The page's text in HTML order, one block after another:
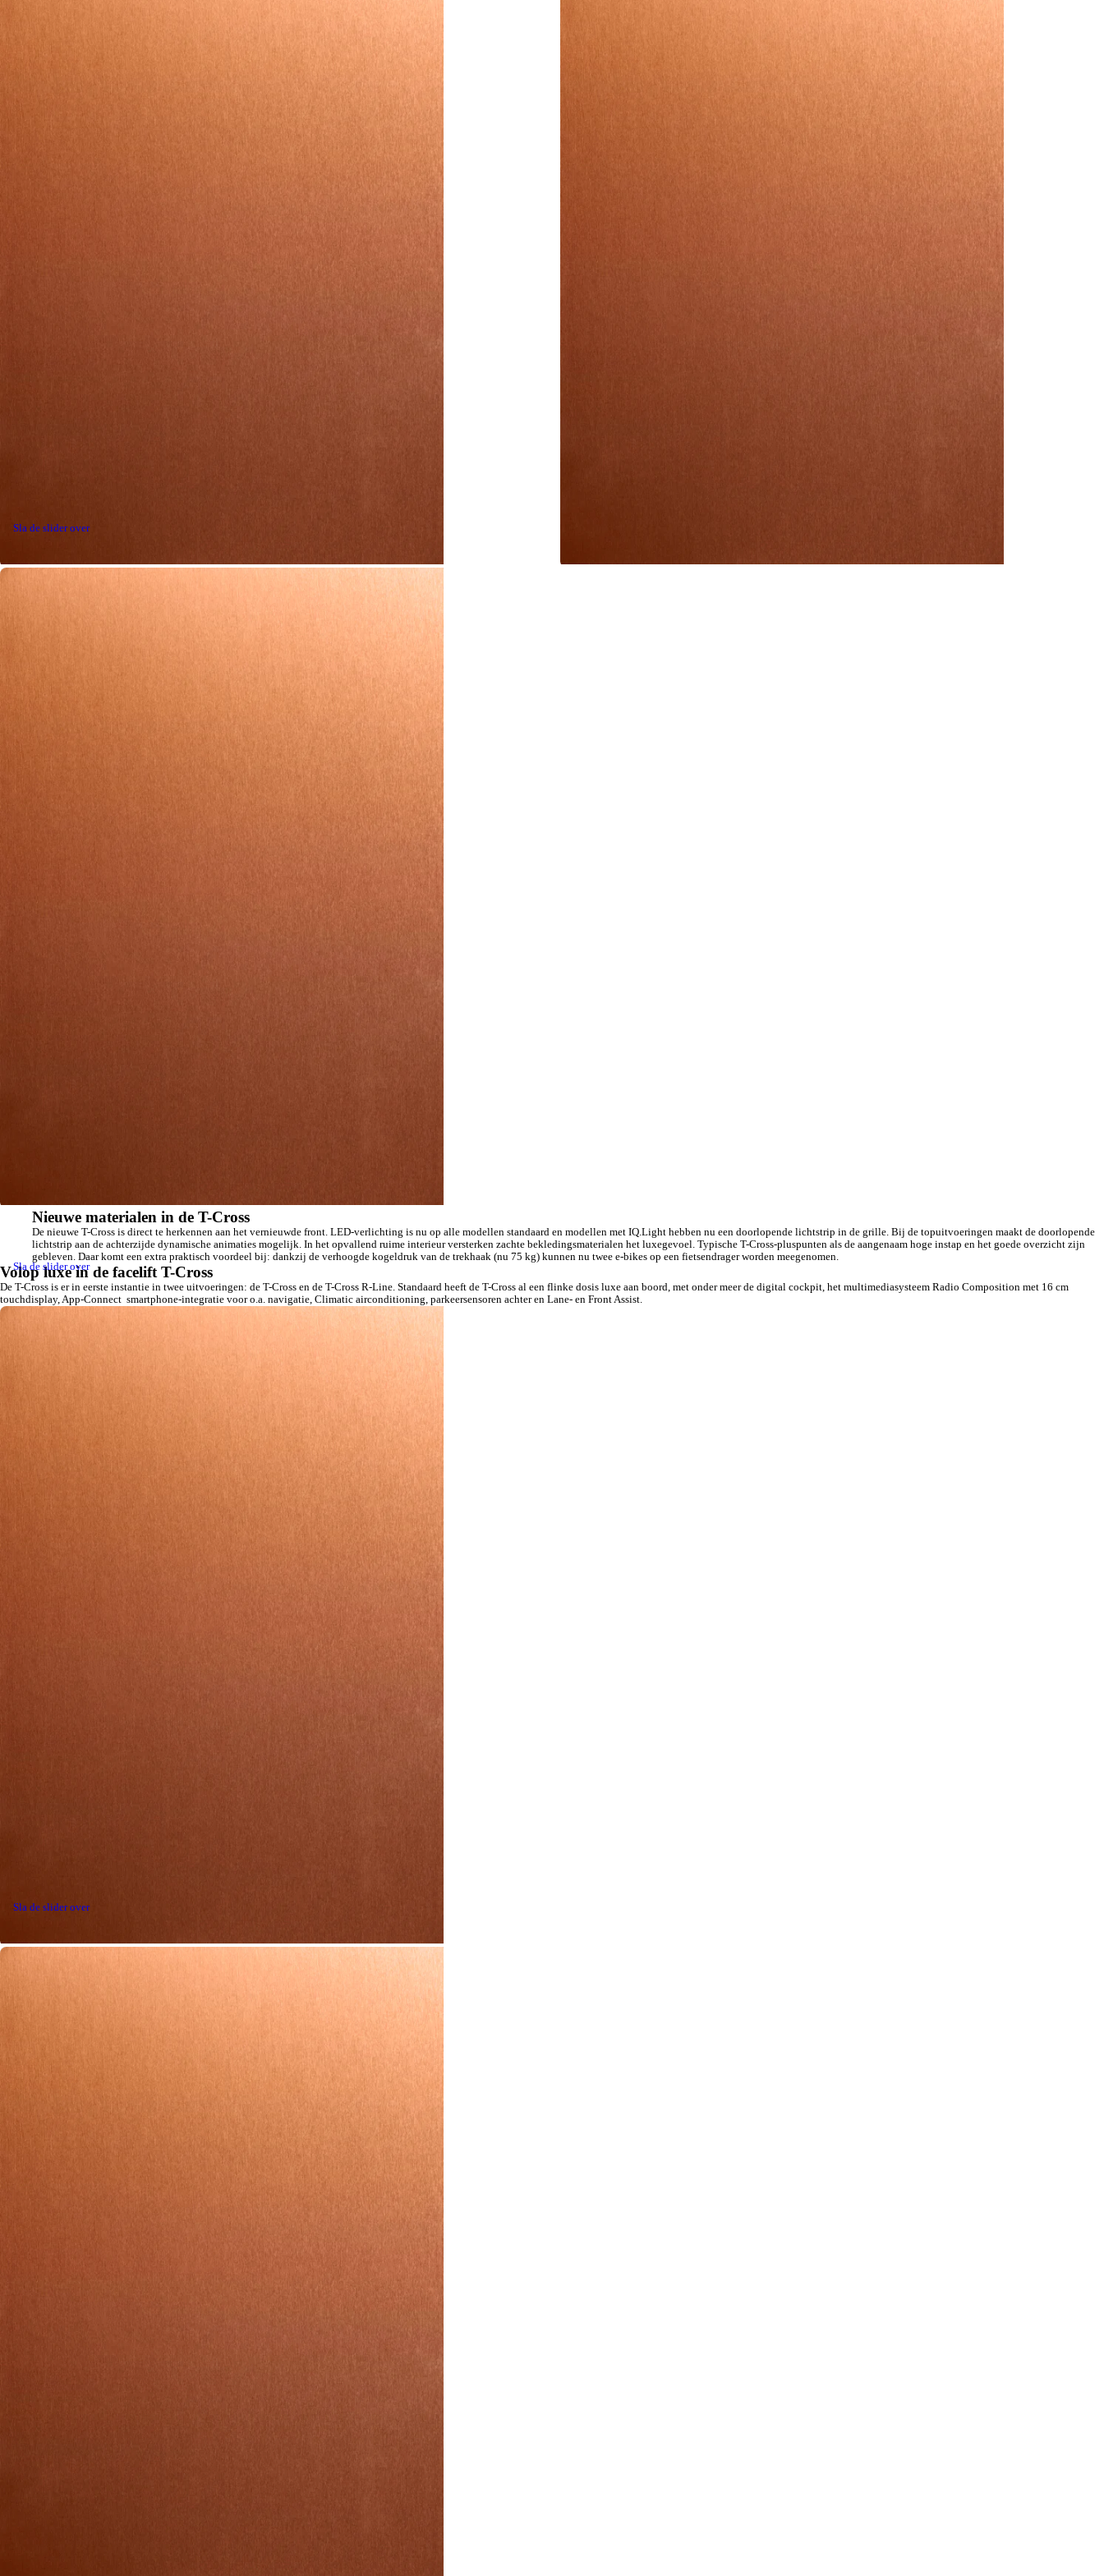
Sla de slider over
Nieuwe materialen in de T-Cross
De nieuwe T-Cross is direct te herkennen aan het vernieuwde front. LED-verlichting is nu op alle modellen standaard en modellen met IQ.Light hebben nu een doorlopende lichtstrip in de grille. Bij de topuitvoeringen maakt de doorlopende
lichtstrip aan de achterzijde dynamische animaties mogelijk. In het opvallend ruime interieur versterken zachte bekledingsmaterialen het luxegevoel. Typische T-Cross-pluspunten als de aangenaam hoge instap en het goede overzicht zijn
gebleven. Daar komt een extra praktisch voordeel bij: dankzij de verhoogde kogeldruk van de trekhaak (nu 75 kg) kunnen nu twee e-bikes op een fietsendrager worden meegenomen.
Volop luxe in de facelift T-Cross
De T-Cross is er in eerste instantie in twee uitvoeringen: de T-Cross en de T-Cross R-Line. Standaard heeft de T-Cross al een flinke dosis luxe aan boord, met onder meer de digital cockpit, het multimediasysteem Radio Composition met 16 cm
touchdisplay, App-Connect smartphone-integratie voor o.a. navigatie, Climatic airconditioning, parkeersensoren achter en Lane- en Front Assist.
Sla de slider over
Sla de slider over